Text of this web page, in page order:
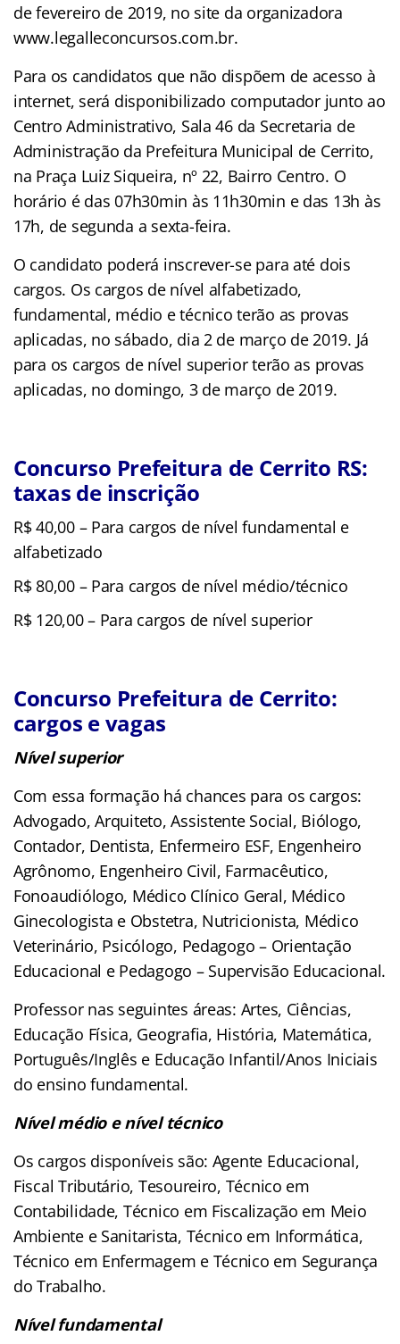
de fevereiro de 2019, no site da organizadora
www.legalleconcursos.com.br.
Para os candidatos que não dispõem de acesso à
internet, será disponibilizado computador junto ao
Centro Administrativo, Sala 46 da Secretaria de
Administração da Prefeitura Municipal de Cerrito,
na Praça Luiz Siqueira, nº 22, Bairro Centro. O
horário é das 07h30min às 11h30min e das 13h às
17h, de segunda a sexta-feira.
O candidato poderá inscrever-se para até dois
cargos. Os cargos de nível alfabetizado,
fundamental, médio e técnico terão as provas
aplicadas, no sábado, dia 2 de março de 2019. Já
para os cargos de nível superior terão as provas
aplicadas, no domingo, 3 de março de 2019.
Concurso Prefeitura de Cerrito RS:
taxas de inscrição
R$ 40,00 – Para cargos de nível fundamental e
alfabetizado
R$ 80,00 – Para cargos de nível médio/técnico
R$ 120,00 – Para cargos de nível superior
Concurso Prefeitura de Cerrito:
cargos e vagas
Nível superior
Com essa formação há chances para os cargos:
Advogado, Arquiteto, Assistente Social, Biólogo,
Contador, Dentista, Enfermeiro ESF, Engenheiro
Agrônomo, Engenheiro Civil, Farmacêutico,
Fonoaudiólogo, Médico Clínico Geral, Médico
Ginecologista e Obstetra, Nutricionista, Médico
Veterinário, Psicólogo, Pedagogo – Orientação
Educacional e Pedagogo – Supervisão Educacional.
Professor nas seguintes áreas: Artes, Ciências,
Educação Física, Geografia, História, Matemática,
Português/Inglês e Educação Infantil/Anos Iniciais
do ensino fundamental.
Nível médio e nível técnico
Os cargos disponíveis são: Agente Educacional,
Fiscal Tributário, Tesoureiro, Técnico em
Contabilidade, Técnico em Fiscalização em Meio
Ambiente e Sanitarista, Técnico em Informática,
Técnico em Enfermagem e Técnico em Segurança
do Trabalho.
Nível fundamental